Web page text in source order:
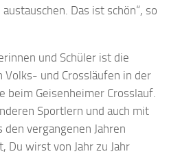
Das ist schön“, so
und Schüler ist die
Volks- und Crossläufen in der
beim Geisenheimer Crosslauf.
Sportlern und auch mit
vergangenen Jahren
Du wirst von Jahr zu Jahr